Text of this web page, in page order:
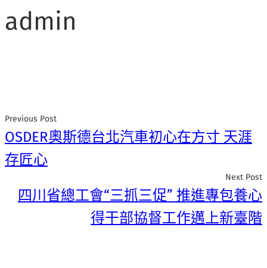
admin
Previous Post
OSDER奧斯德台北汽車初心在方寸 天涯
存匠心
Next Post
四川省總工會“三抓三促” 推進專包養心
得干部協督工作邁上新臺階